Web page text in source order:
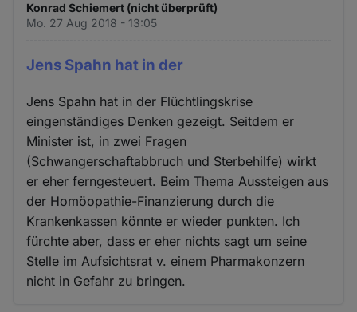
Konrad Schiemert (nicht überprüft)
Mo. 27 Aug 2018 - 13:05
Jens Spahn hat in der
Jens Spahn hat in der Flüchtlingskrise
eingenständiges Denken gezeigt. Seitdem er
Minister ist, in zwei Fragen
(Schwangerschaftabbruch und Sterbehilfe) wirkt
er eher ferngesteuert. Beim Thema Aussteigen aus
der Homöopathie-Finanzierung durch die
Krankenkassen könnte er wieder punkten. Ich
fürchte aber, dass er eher nichts sagt um seine
Stelle im Aufsichtsrat v. einem Pharmakonzern
nicht in Gefahr zu bringen.